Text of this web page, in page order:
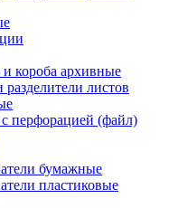
короба архивные
листов
перфорацией (файл)
бумажные
пластиковые